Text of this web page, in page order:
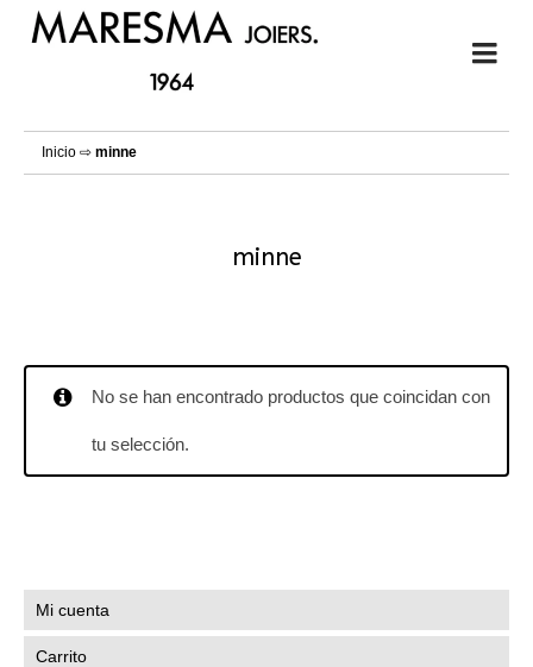
Inicio ⇨ minne
minne
No se han encontrado productos que coincidan con
tu selección.
Mi cuenta
Carrito